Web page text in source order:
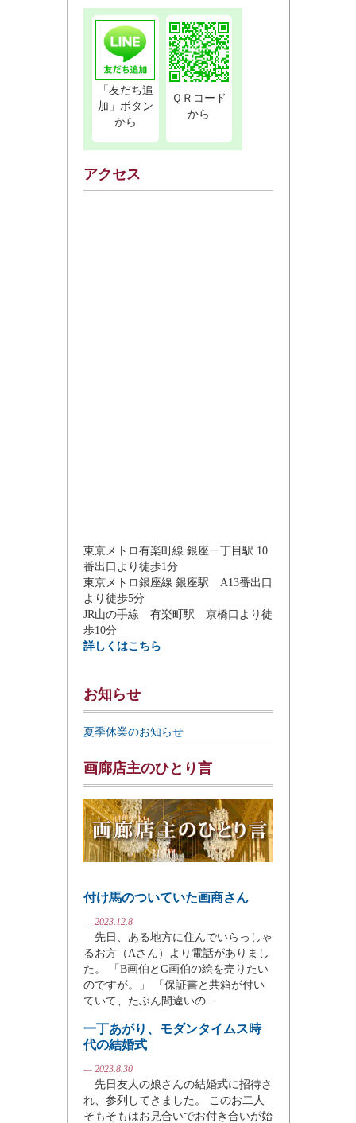
「友だち追
加」ボタン
から
ＱＲコード
から
アクセス
東京メトロ有楽町線 銀座一丁目駅 10
番出口より徒歩1分
東京メトロ銀座線 銀座駅 A13番出口
より徒歩5分
JR山の手線 有楽町駅 京橋口より徒
歩10分
詳しくはこちら
お知らせ
夏季休業のお知らせ
画廊店主のひとり言
付け馬のついていた画商さん
— 2023.12.8
先日、ある地方に住んでいらっしゃ
るお方（Aさん）より電話がありまし
た。 「B画伯とG画伯の絵を売りたい
のですが。」 「保証書と共箱が付い
ていて、たぶん間違いの...
一丁あがり、モダンタイムス時
代の結婚式
— 2023.8.30
先日友人の娘さんの結婚式に招待さ
れ、参列してきました。 このお二人
そもそもはお見合いでお付き合いが始